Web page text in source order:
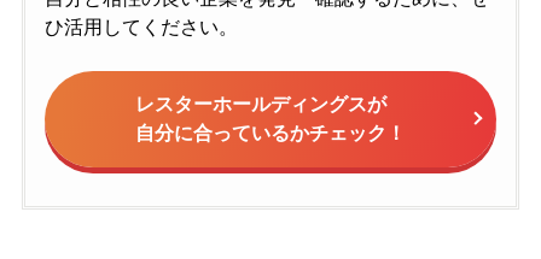
ひ活用してください。
レスターホールディングスが
自分に合っているかチェック！